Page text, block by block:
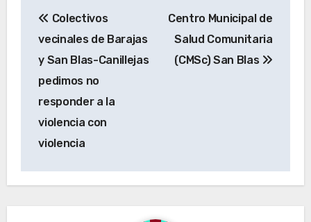
de
entradas
Colectivos
vecinales de Barajas
y San Blas-Canillejas
pedimos no
responder a la
violencia con
violencia
Centro Municipal de
Salud Comunitaria
(CMSc) San Blas